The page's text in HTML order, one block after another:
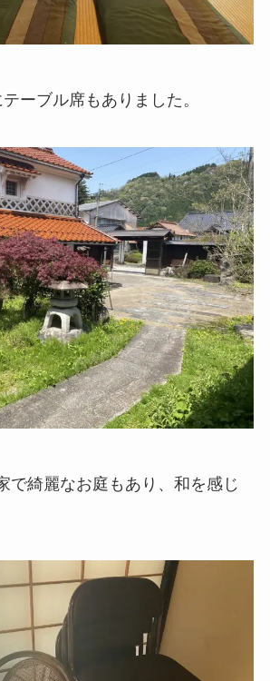
ーブル席もありました。
で綺麗なお庭もあり、和を感じ